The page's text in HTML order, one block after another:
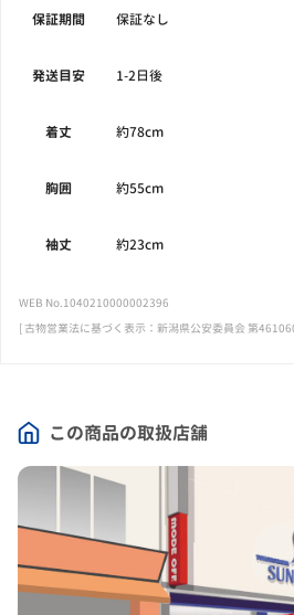
この商品の取扱店舗
保証期間 保証なし
発送目安 1-2日後
着丈 約78cm
胸囲 約55cm
袖丈 約23cm
WEB No.1040210000002396
[ 古物営業法に基づく表示：新潟県公安委員会 第